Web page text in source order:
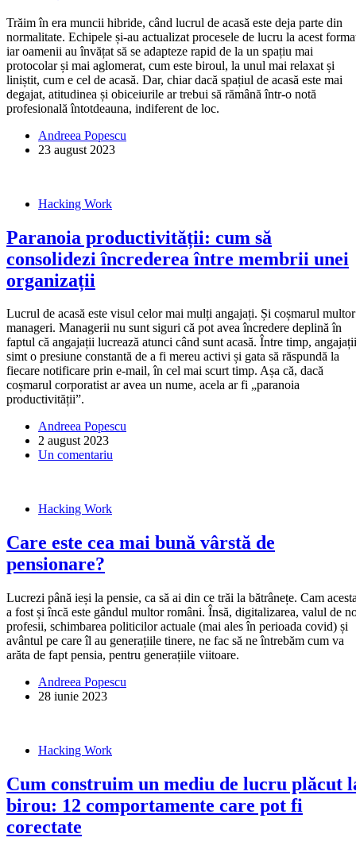
Trăim în era muncii hibride, când lucrul de acasă este deja parte din
normalitate. Echipele și-au actualizat procesele de lucru la acest
iar oamenii au învățat să se adapteze rapid de la un spațiu mai
protocolar și mai aglomerat, cum este biroul, la unul mai relaxat și
liniștit, cum e cel de acasă. Dar, chiar dacă spațiul de acasă este mai
degajat, atitudinea și obiceiurile ar trebui să rămână într-o notă
profesională întotdeauna, indiferent de loc.
Andreea Popescu
23 august 2023
Hacking Work
Paranoia productivității: cum să
consolidezi încrederea între membrii unei
organizații
Lucrul de acasă este visul celor mai mulți angajați. Și coșmarul multor
manageri. Managerii nu sunt siguri că pot avea încredere deplină în
faptul că angajații lucrează atunci când sunt acasă. Între timp, angajații
simt o presiune constantă de a fi mereu activi și gata să răspundă la
fiecare notificare prin e-mail, în cel mai scurt timp. Așa că, dacă
coșmarul corporatist ar avea un nume, acela ar fi „paranoia
productivității”.
Andreea Popescu
2 august 2023
Un comentariu
Hacking Work
Care este cea mai bună vârstă de
pensionare?
Lucrezi până ieși la pensie, ca să ai din ce trăi la bătrânețe. Cam
a fost și încă este gândul multor români. Însă, digitalizarea, valul de
profesii, schimbarea politicilor actuale (mai ales în perioada covid) și
avântul pe care îl au generațiile tinere, ne fac să ne întrebăm cum va
arăta de fapt pensia, pentru generațiile viitoare.
Andreea Popescu
28 iunie 2023
Hacking Work
Cum construim un mediu de lucru plăcut
birou: 12 comportamente care pot fi
corectate